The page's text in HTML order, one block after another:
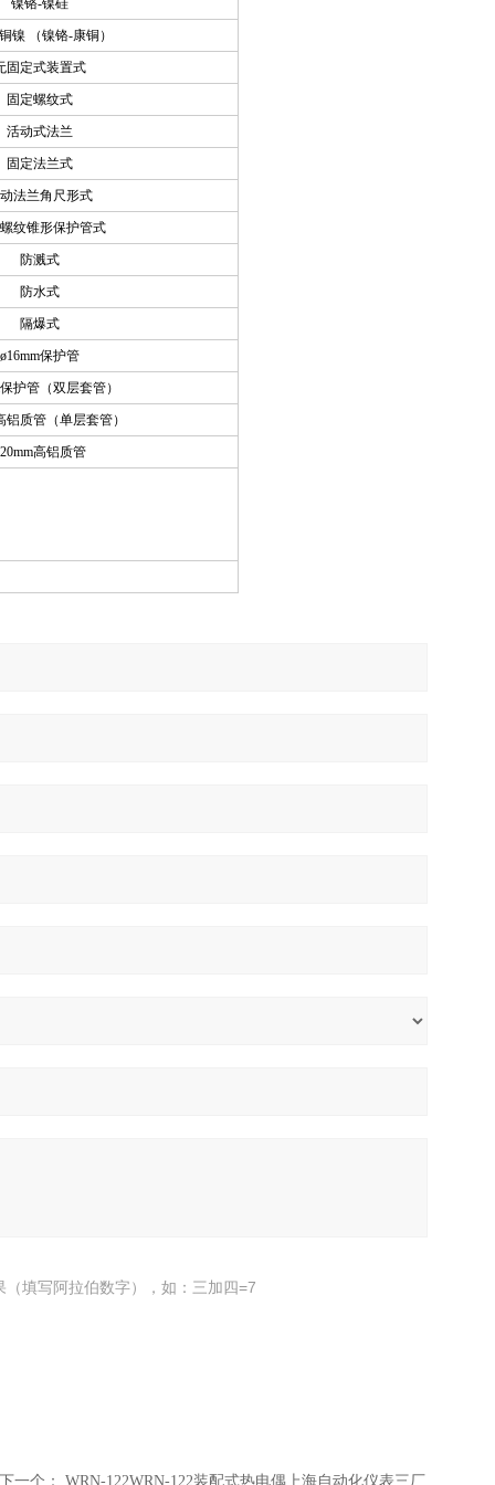
镍 （镍铬-康铜）
固定式装置式
固定螺纹式
活动式法兰
固定法兰式
法兰角尺形式
纹锥形保护管式
防溅式
防水式
隔爆式
ø16mm保护管
保护管（双层套管）
铝质管（单层套管）
高铝质管
（填写阿拉伯数字），如：三加四=7
一个： WRN-122WRN-122装配式热电偶上海自动化仪表三厂